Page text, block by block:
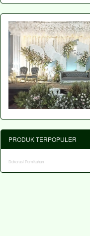
PRODUK TERPOPULER
Dekorasi Pernikahan